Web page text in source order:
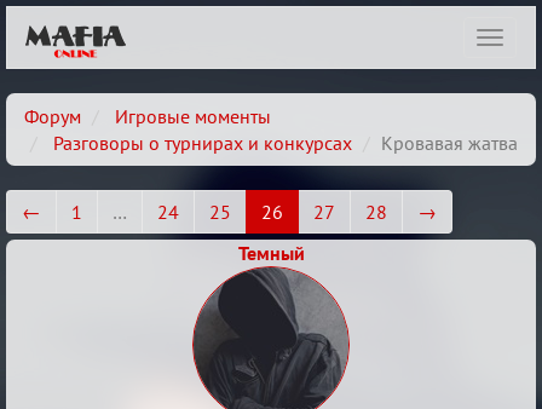
Форум
Игровые моменты
Разговоры о турнирах и конкурсах
Кровавая жатва
← 1 … 24 25 26 27 28
→
Темный